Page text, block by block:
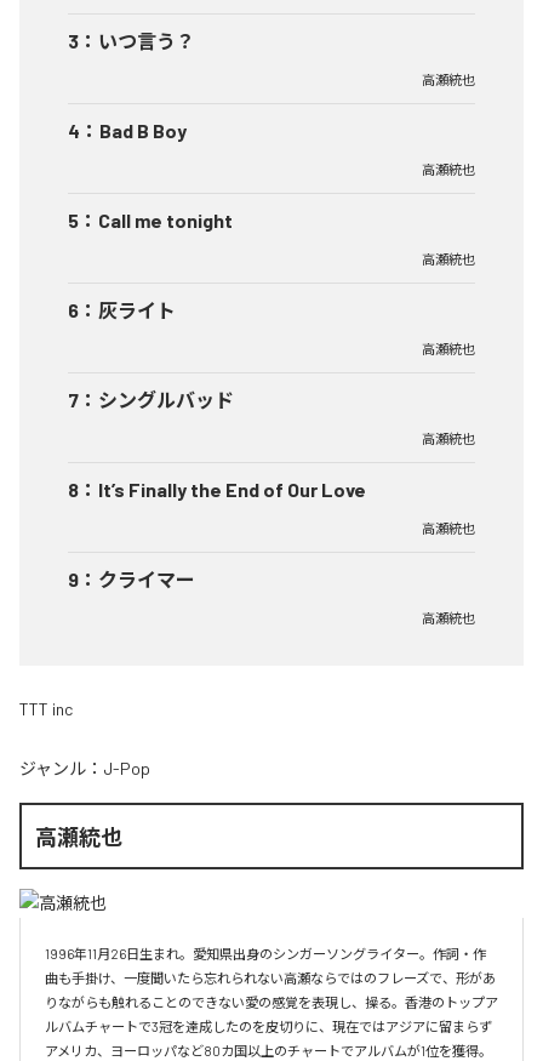
3 ： いつ言う？
高瀬統也
4 ： Bad B Boy
高瀬統也
5 ： Call me tonight
高瀬統也
6 ： 灰ライト
高瀬統也
7 ： シングルバッド
高瀬統也
8 ： It’s Finally the End of Our Love
高瀬統也
9 ： クライマー
高瀬統也
TTT inc
ジャンル： J-Pop
高瀬統也
1996年11月26日生まれ。愛知県出身のシンガーソングライター。作詞・作
曲も手掛け、一度聞いたら忘れられない高瀬ならではのフレーズで、形があ
りながらも触れることのできない愛の感覚を表現し、操る。香港のトップア
ルバムチャートで3冠を達成したのを皮切りに、現在ではアジアに留まらず
アメリカ、ヨーロッパなど80カ国以上のチャートでアルバムが1位を獲得。